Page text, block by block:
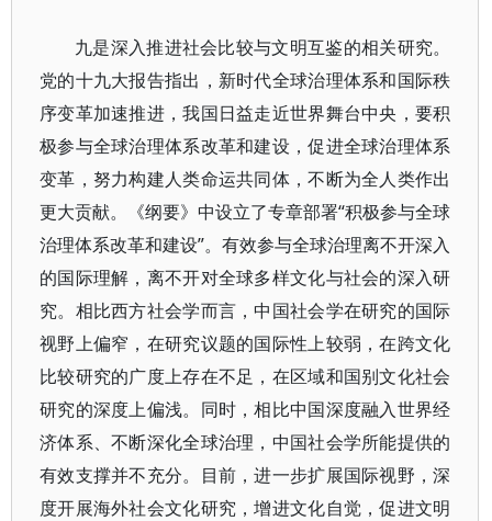
九是深入推进社会比较与文明互鉴的相关研究。
党的十九大报告指出，新时代全球治理体系和国际秩
序变革加速推进，我国日益走近世界舞台中央，要积
极参与全球治理体系改革和建设，促进全球治理体系
变革，努力构建人类命运共同体，不断为全人类作出
更大贡献。《纲要》中设立了专章部署“积极参与全球
治理体系改革和建设”。有效参与全球治理离不开深入
的国际理解，离不开对全球多样文化与社会的深入研
究。相比西方社会学而言，中国社会学在研究的国际
视野上偏窄，在研究议题的国际性上较弱，在跨文化
比较研究的广度上存在不足，在区域和国别文化社会
研究的深度上偏浅。同时，相比中国深度融入世界经
济体系、不断深化全球治理，中国社会学所能提供的
有效支撑并不充分。目前，进一步扩展国际视野，深
度开展海外社会文化研究，增进文化自觉，促进文明